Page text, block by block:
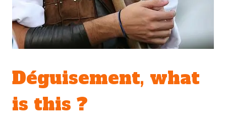
Déguisement, what
is this ?